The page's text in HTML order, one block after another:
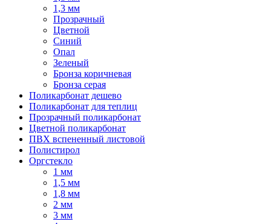
1,3 мм
Прозрачный
Цветной
Синий
Опал
Зеленый
Бронза коричневая
Бронза серая
Поликарбонат дешево
Поликарбонат для теплиц
Прозрачный поликарбонат
Цветной поликарбонат
ПВХ вспененный листовой
Полистирол
Оргстекло
1 мм
1,5 мм
1,8 мм
2 мм
3 мм